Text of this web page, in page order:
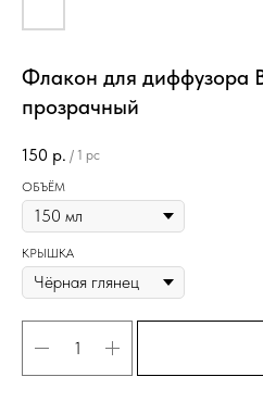
Флакон для диффузора
прозрачный
150 р. / 1 pc
ОБЪЁМ
КРЫШКА